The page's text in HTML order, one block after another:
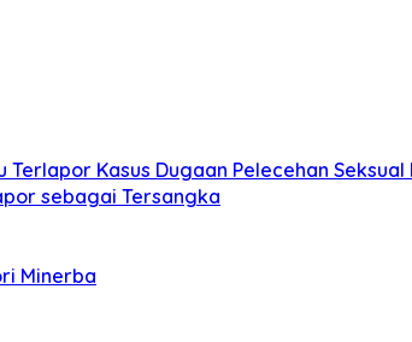
Terlapor Kasus Dugaan Pelecehan
sebagai Tersangka
Minerba